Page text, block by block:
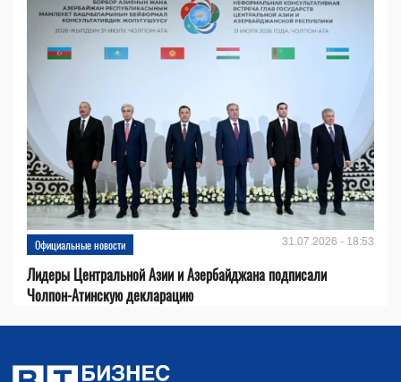
Официальные новости 31.07.2026 - 18:53
Лидеры Центральной Азии и Азербайджана подписали
Чолпон-Атинскую декларацию